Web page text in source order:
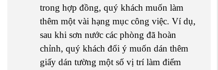
trong hợp đồng, quý khách muốn làm
thêm một vài hạng mục công việc. Ví dụ,
sau khi sơn nước các phòng đã hoàn
chỉnh, quý khách đổi ý muốn dán thêm
giấy dán tường một số vị trí làm điểm